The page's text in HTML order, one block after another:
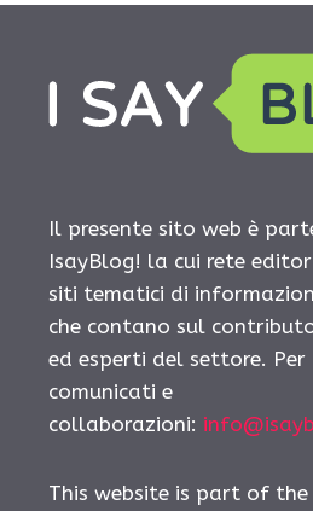
Il presente sito web è
IsayBlog! la cui rete
siti tematici di
che contano sul
ed esperti del settore. Per
comunicati e
collaborazioni:
This website is part of the